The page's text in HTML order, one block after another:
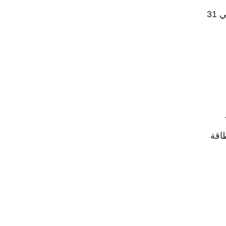
بمناسبة " اليوم العالمي للمرأة " بنك مصر يقدم باقة من المزايا والعروض المجانية في الفترة من 8 مارس 2026 الي 31